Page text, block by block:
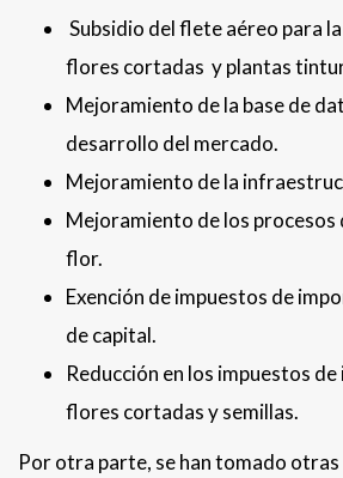
Subsidio del flete aéreo para
flores cortadas y plantas
Mejoramiento de la base de
desarrollo del mercado.
Mejoramiento de la
Mejoramiento de los procesos
flor.
Exención de impuestos de
de capital.
Reducción en los impuestos
flores cortadas y semillas.
Por otra parte, se han tomado